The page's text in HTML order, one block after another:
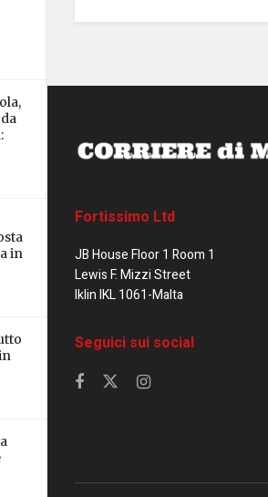
in
Fortissimo Ltd
JB House Floor 1 Room 1
Lewis F. Mizzi Street
Iklin IKL 1061-Malta
Seguici sui social